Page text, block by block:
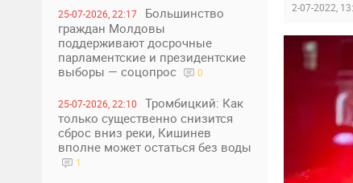
25-07-2026, 22:17
Большинство
граждан Молдовы
поддерживают досрочные
парламентские и президентские
выборы — соцопрос
0
25-07-2026, 22:10
Тромбицкий: Как
только существенно снизится
сброс вниз реки, Кишинев
вполне может остаться без воды
1
2-07-2022,